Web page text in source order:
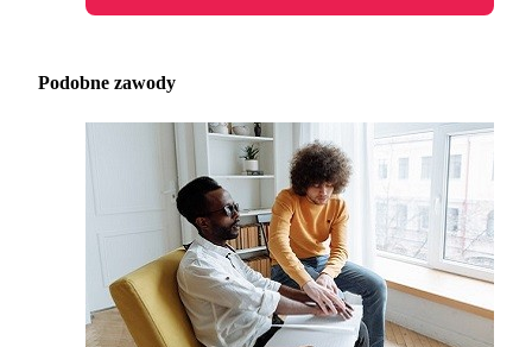
Podobne zawody